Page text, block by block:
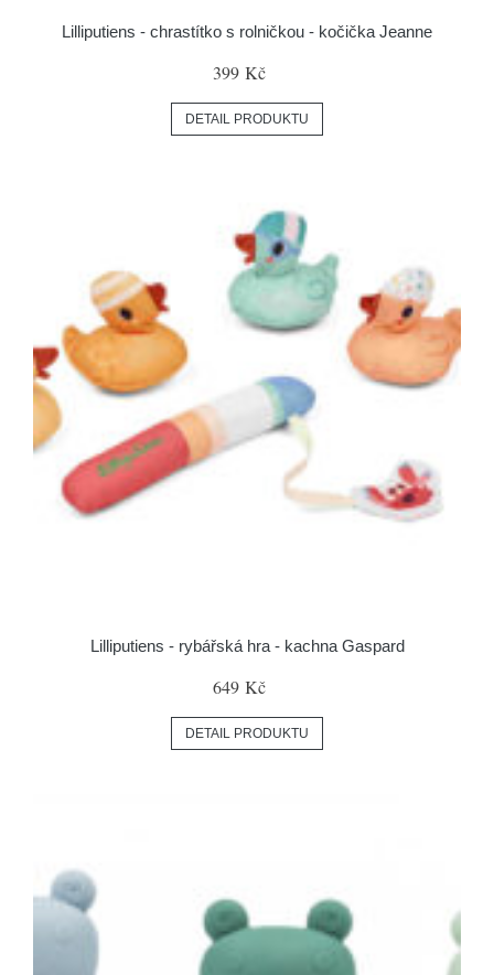
Lilliputiens - chrastítko s rolničkou - kočička Jeanne
399 Kč
DETAIL PRODUKTU
Lilliputiens - rybářská hra - kachna Gaspard
649 Kč
DETAIL PRODUKTU